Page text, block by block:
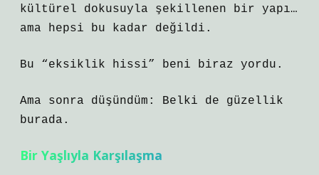
kültürel dokusuyla şekillenen bir yapı…
ama hepsi bu kadar değildi.
Bu “eksiklik hissi” beni biraz yordu.
Ama sonra düşündüm: Belki de güzellik
burada.
Bir Yaşlıyla Karşılaşma